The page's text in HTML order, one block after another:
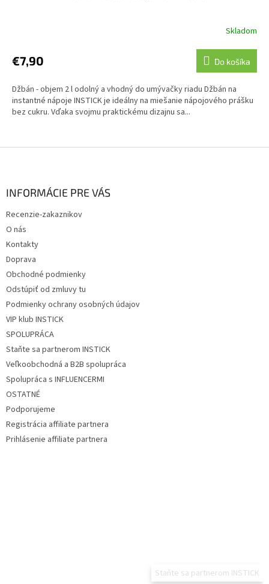
Skladom
€7,90 Do košíka
Džbán - objem 2 l odolný a vhodný do umývačky riadu Džbán na
instantné nápoje INSTICK je ideálny na miešanie nápojového prášku
bez cukru. Vďaka svojmu praktickému dizajnu sa...
INFORMÁCIE PRE VÁS
Recenzie-zakaznikov
O nás
Kontakty
Doprava
Obchodné podmienky
Odstúpiť od zmluvy tu
Podmienky ochrany osobných údajov
VIP klub INSTICK
SPOLUPRÁCA
Staňte sa partnerom INSTICK
Veľkoobchodná a B2B spolupráca
Spolupráca s INFLUENCERMI
OSTATNÉ
Podporujeme
Registrácia affiliate partnera
Prihlásenie affiliate partnera
Staňte sa partnerom INSTICK